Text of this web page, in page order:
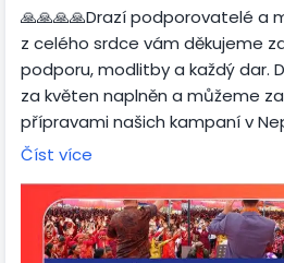
🙏🙏🙏🙏Drazí podporovatelé a
z celého srdce vám děkujeme
podporu, modlitby a každý dar.
za květen naplněn a můžeme
přípravami našich kampaní v
Nyní nastavujeme další krok. Do
pokračovat v dalších důležitých
přípravách.
Děkujeme, že stojíte s námi a
Číst více